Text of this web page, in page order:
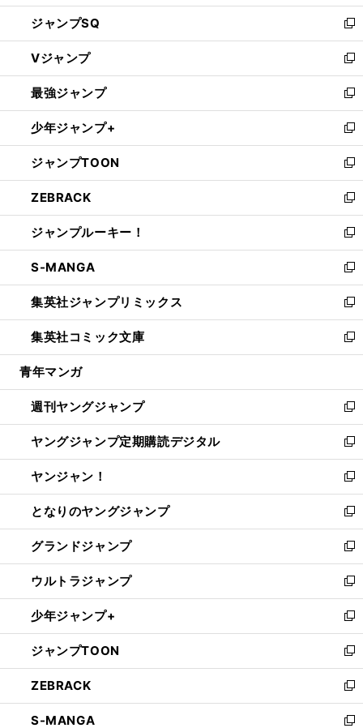
し
い
ウ
ィ
ン
ド
ウ
で
開
く
ジャンプSQ
新
し
い
ウ
ィ
ン
ド
ウ
で
開
く
Vジャンプ
新
し
い
ウ
ィ
ン
ド
ウ
で
開
く
最強ジャンプ
新
し
い
ウ
ィ
ン
ド
ウ
で
開
く
少年ジャンプ+
新
し
い
ウ
ィ
ン
ド
ウ
で
開
く
ジャンプTOON
新
し
い
ウ
ィ
ン
ド
ウ
で
開
く
ZEBRACK
新
し
い
ウ
ィ
ン
ド
ウ
で
開
ジャンプルーキー！
新
し
い
ウ
ィ
ン
ド
ウ
開
く
S-MANGA
新
し
い
ウ
ィ
ン
ウ
で
開
く
集英社ジャンプリミックス
新
し
い
ウ
ン
ド
ウ
で
開
く
集英社コミック文庫
新
し
ウ
ィ
ン
ド
ウ
で
開
く
青年マンガ
週刊ヤングジャンプ
新
し
い
ウ
ィ
ン
ド
ウ
で
開
く
ヤングジャンプ定期購読デジタル
新
し
い
ウ
ィ
ン
ド
ウ
で
開
く
ヤンジャン！
新
し
い
ウ
ィ
ン
ド
ウ
で
開
く
となりのヤングジャンプ
新
し
い
ウ
ィ
ン
ド
ウ
で
開
く
グランドジャンプ
新
し
い
ウ
ィ
ン
ド
ウ
で
開
く
ウルトラジャンプ
新
し
い
ウ
ィ
ン
ド
ウ
で
少年ジャンプ+
新
し
い
ウ
ィ
ン
ド
ジャンプTOON
新
し
い
ウ
ィ
ZEBRACK
新
し
い
S-MANGA 新